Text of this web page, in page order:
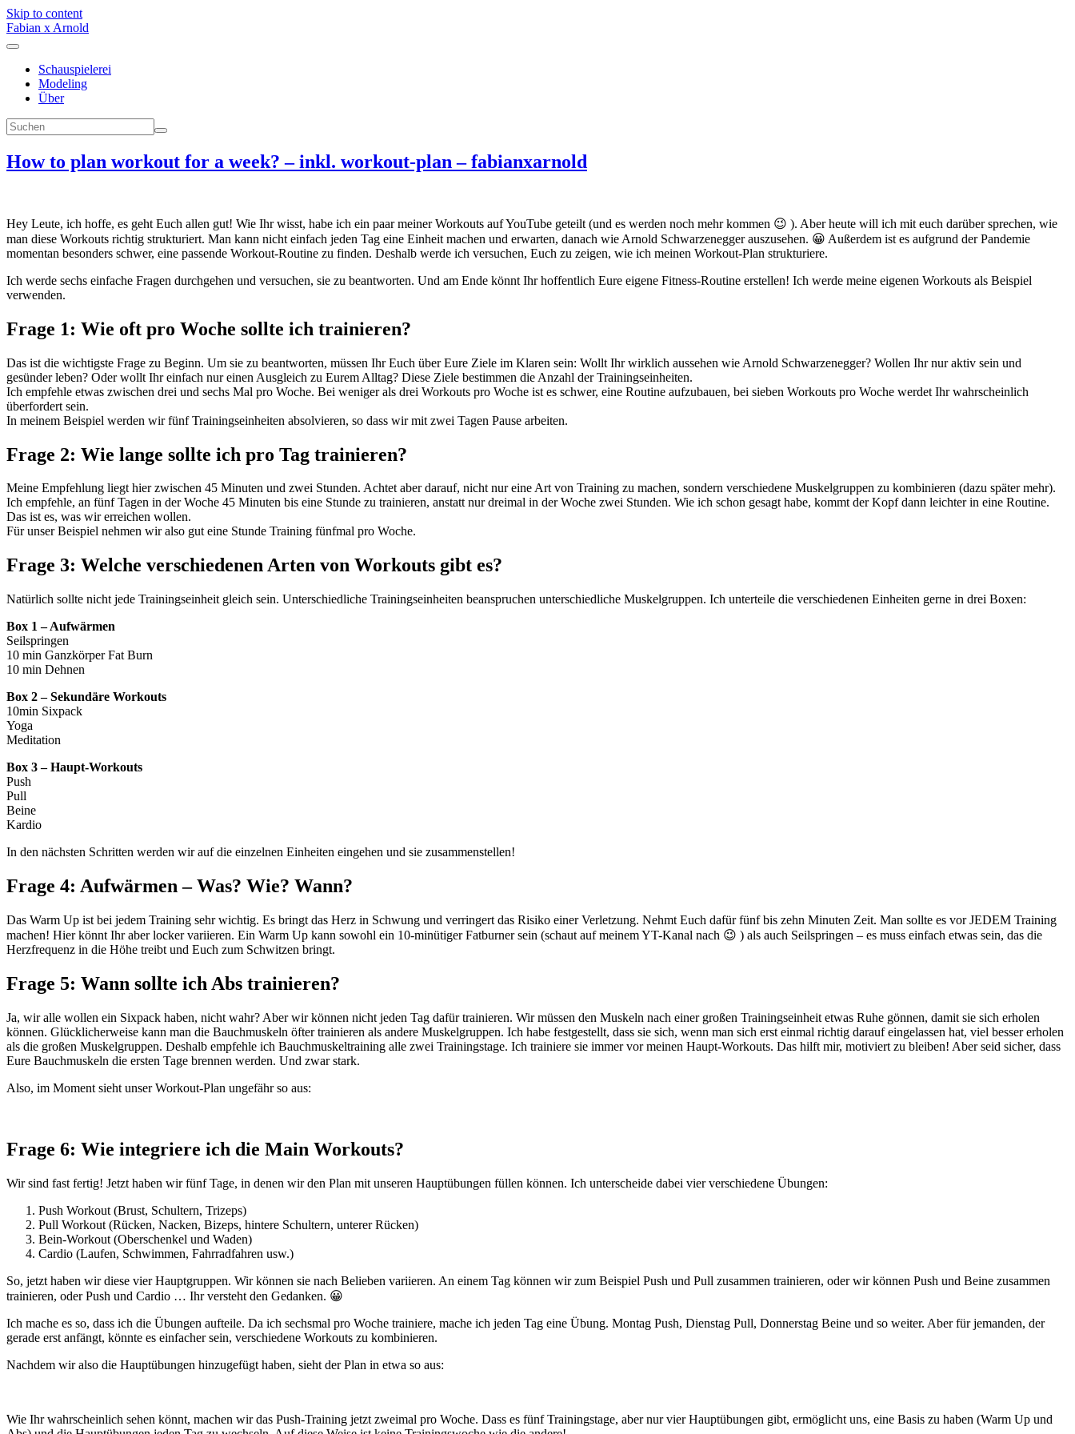
Skip to content
Fabian x Arnold
Schauspielerei
Modeling
Über
How to plan workout for a week? – inkl. workout-plan – fabianxarnold
Hey Leute, ich hoffe, es geht Euch allen gut! Wie Ihr wisst, habe ich ein paar meiner Workouts auf YouTube geteilt (und es werden noch mehr kommen 😉 ). Aber heute will ich mit euch darüber sprechen, wie
man diese Workouts richtig strukturiert. Man kann nicht einfach jeden Tag eine Einheit machen und erwarten, danach wie Arnold Schwarzenegger auszusehen. 😀 Außerdem ist es aufgrund der Pandemie
momentan besonders schwer, eine passende Workout-Routine zu finden. Deshalb werde ich versuchen, Euch zu zeigen, wie ich meinen Workout-Plan strukturiere.
Ich werde sechs einfache Fragen durchgehen und versuchen, sie zu beantworten. Und am Ende könnt Ihr hoffentlich Eure eigene Fitness-Routine erstellen! Ich werde meine eigenen Workouts als Beispiel
verwenden.
Frage 1: Wie oft pro Woche sollte ich trainieren?
Das ist die wichtigste Frage zu Beginn. Um sie zu beantworten, müssen Ihr Euch über Eure Ziele im Klaren sein: Wollt Ihr wirklich aussehen wie Arnold Schwarzenegger? Wollen Ihr nur aktiv sein und
gesünder leben? Oder wollt Ihr einfach nur einen Ausgleich zu Eurem Alltag? Diese Ziele bestimmen die Anzahl der Trainingseinheiten.
Ich empfehle etwas zwischen drei und sechs Mal pro Woche. Bei weniger als drei Workouts pro Woche ist es schwer, eine Routine aufzubauen, bei sieben Workouts pro Woche werdet Ihr wahrscheinlich
überfordert sein.
In meinem Beispiel werden wir fünf Trainingseinheiten absolvieren, so dass wir mit zwei Tagen Pause arbeiten.
Frage 2: Wie lange sollte ich pro Tag trainieren?
Meine Empfehlung liegt hier zwischen 45 Minuten und zwei Stunden. Achtet aber darauf, nicht nur eine Art von Training zu machen, sondern verschiedene Muskelgruppen zu kombinieren (dazu später mehr).
Ich empfehle, an fünf Tagen in der Woche 45 Minuten bis eine Stunde zu trainieren, anstatt nur dreimal in der Woche zwei Stunden. Wie ich schon gesagt habe, kommt der Kopf dann leichter in eine Routine.
Das ist es, was wir erreichen wollen.
Für unser Beispiel nehmen wir also gut eine Stunde Training fünfmal pro Woche.
Frage 3: Welche verschiedenen Arten von Workouts gibt es?
Natürlich sollte nicht jede Trainingseinheit gleich sein. Unterschiedliche Trainingseinheiten beanspruchen unterschiedliche Muskelgruppen. Ich unterteile die verschiedenen Einheiten gerne in drei Boxen:
Box 1 – Aufwärmen
Seilspringen
10 min Ganzkörper Fat Burn
10 min Dehnen
Box 2 – Sekundäre Workouts
10min Sixpack
Yoga
Meditation
Box 3 – Haupt-Workouts
Push
Pull
Beine
Kardio
In den nächsten Schritten werden wir auf die einzelnen Einheiten eingehen und sie zusammenstellen!
Frage 4: Aufwärmen – Was? Wie? Wann?
Das Warm Up ist bei jedem Training sehr wichtig. Es bringt das Herz in Schwung und verringert das Risiko einer Verletzung. Nehmt Euch dafür fünf bis zehn Minuten Zeit. Man sollte es vor JEDEM Training
machen! Hier könnt Ihr aber locker variieren. Ein Warm Up kann sowohl ein 10-minütiger Fatburner sein (schaut auf meinem YT-Kanal nach 😉 ) als auch Seilspringen – es muss einfach etwas sein, das die
Herzfrequenz in die Höhe treibt und Euch zum Schwitzen bringt.
Frage 5: Wann sollte ich Abs trainieren?
Ja, wir alle wollen ein Sixpack haben, nicht wahr? Aber wir können nicht jeden Tag dafür trainieren. Wir müssen den Muskeln nach einer großen Trainingseinheit etwas Ruhe gönnen, damit sie sich erholen
können. Glücklicherweise kann man die Bauchmuskeln öfter trainieren als andere Muskelgruppen. Ich habe festgestellt, dass sie sich, wenn man sich erst einmal richtig darauf eingelassen hat, viel besser erholen
als die großen Muskelgruppen. Deshalb empfehle ich Bauchmuskeltraining alle zwei Trainingstage. Ich trainiere sie immer vor meinen Haupt-Workouts. Das hilft mir, motiviert zu bleiben! Aber seid sicher, dass
Eure Bauchmuskeln die ersten Tage brennen werden. Und zwar stark.
Also, im Moment sieht unser Workout-Plan ungefähr so aus:
Frage 6: Wie integriere ich die Main Workouts?
Wir sind fast fertig! Jetzt haben wir fünf Tage, in denen wir den Plan mit unseren Hauptübungen füllen können. Ich unterscheide dabei vier verschiedene Übungen:
Push Workout (Brust, Schultern, Trizeps)
Pull Workout (Rücken, Nacken, Bizeps, hintere Schultern, unterer Rücken)
Bein-Workout (Oberschenkel und Waden)
Cardio (Laufen, Schwimmen, Fahrradfahren usw.)
So, jetzt haben wir diese vier Hauptgruppen. Wir können sie nach Belieben variieren. An einem Tag können wir zum Beispiel Push und Pull zusammen trainieren, oder wir können Push und Beine zusammen
trainieren, oder Push und Cardio … Ihr versteht den Gedanken. 😀
Ich mache es so, dass ich die Übungen aufteile. Da ich sechsmal pro Woche trainiere, mache ich jeden Tag eine Übung. Montag Push, Dienstag Pull, Donnerstag Beine und so weiter. Aber für jemanden, der
gerade erst anfängt, könnte es einfacher sein, verschiedene Workouts zu kombinieren.
Nachdem wir also die Hauptübungen hinzugefügt haben, sieht der Plan in etwa so aus:
Wie Ihr wahrscheinlich sehen könnt, machen wir das Push-Training jetzt zweimal pro Woche. Dass es fünf Trainingstage, aber nur vier Hauptübungen gibt, ermöglicht uns, eine Basis zu haben (Warm Up und